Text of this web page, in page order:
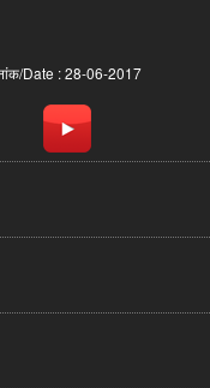
Date : 28-06-2017